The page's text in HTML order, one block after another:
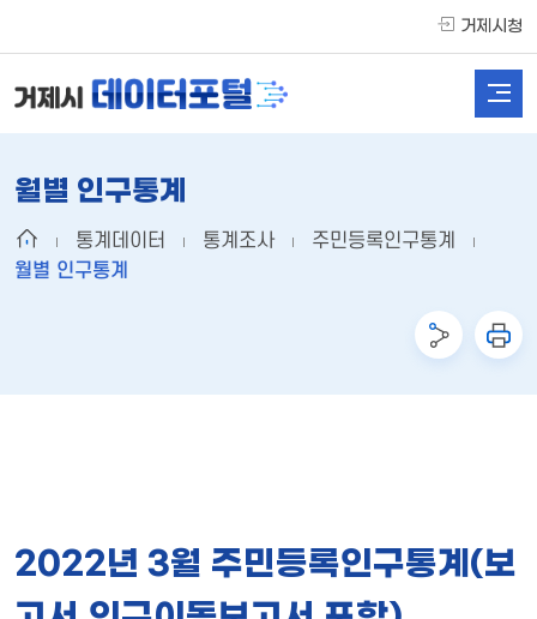
거제시청
월별 인구통계
통계데이터 통계조사
주민등록인구통계
월별 인구통계
2022년 3월 주민등록인구통계(보